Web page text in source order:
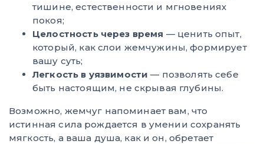
тишине, естественности и мгновениях
покоя;
Целостность через время — ценить опыт,
который, как слои жемчужины, формирует
вашу суть;
Легкость в уязвимости — позволять себе
быть настоящим, не скрывая глубины.
Возможно, жемчуг напоминает вам, что
истинная сила рождается в умении сохранять
мягкость, а ваша душа, как и он, обретает